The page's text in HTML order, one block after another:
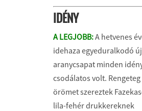
IDÉNY
A LEGJOBB:A hetvenes
idehaza egyeduralkodó
aranycsapat minden
csodálatos volt. Rengeteg
örömet szereztek
lila-fehér drukkereknek